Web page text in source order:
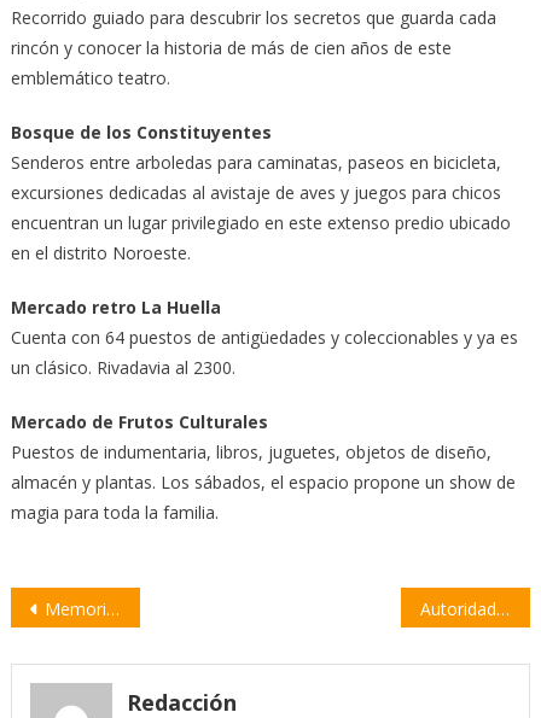
Recorrido guiado para descubrir los secretos que guarda cada
rincón y conocer la historia de más de cien años de este
emblemático teatro.
Bosque de los Constituyentes
Senderos entre arboledas para caminatas, paseos en bicicleta,
excursiones dedicadas al avistaje de aves y juegos para chicos
encuentran un lugar privilegiado en este extenso predio ubicado
en el distrito Noroeste.
Mercado retro La Huella
Cuenta con 64 puestos de antigüedades y coleccionables y ya es
un clásico. Rivadavia al 2300.
Mercado de Frutos Culturales
Puestos de indumentaria, libros, juguetes, objetos de diseño,
almacén y plantas. Los sábados, el espacio propone un show de
magia para toda la familia.
Navegación
entradas
Memoria, Verdad y Justicia: se realizó la audiencia preliminar para el juicio de la causa “Villazo” Autoridades municipales participaron en la entrega de Becas Roberto Rocca
Redacción